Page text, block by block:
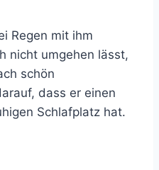
Regen mit ihm
nicht umgehen lässt,
schön
dass er einen
Schlafplatz hat.